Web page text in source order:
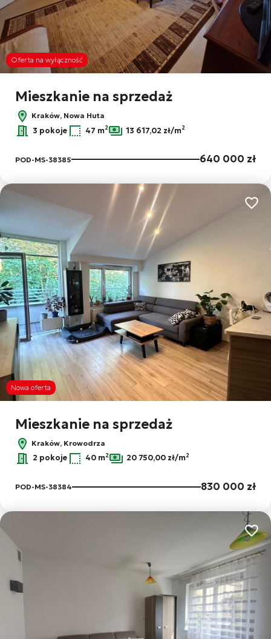
Oferta na wyłączność
Mieszkanie na sprzedaż
Kraków, Nowa Huta
3 pokoje 47 m2 13 617,02 zł/m2
POD-MS-38385 640 000 zł
Nowa oferta
Mieszkanie na sprzedaż
Kraków, Krowodrza
2 pokoje 40 m2 20 750,00 zł/m2
POD-MS-38384 830 000 zł